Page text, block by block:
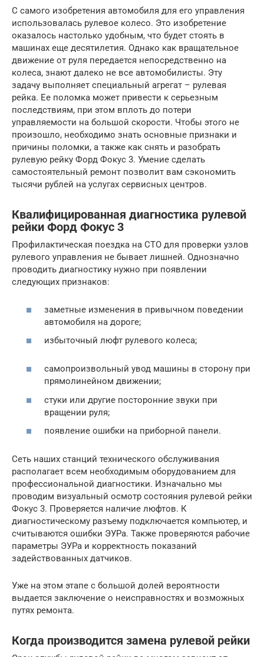
С самого изобретения автомобиля для его управления
использовалась рулевое колесо. Это изобретение
оказалось настолько удобным, что будет стоять в
машинах еще десятилетия. Однако как вращательное
движение от руля передается непосредственно на
колеса, знают далеко не все автомобилисты. Эту
задачу выполняет специальный агрегат – рулевая
рейка. Ее поломка может привести к серьезным
последствиям, при этом вплоть до потери
управляемости на большой скорости. Чтобы этого не
произошло, необходимо знать основные признаки и
причины поломки, а также как снять и разобрать
рулевую рейку Форд Фокус 3. Умение сделать
самостоятельный ремонт позволит вам сэкономить
тысячи рублей на услугах сервисных центров.
Квалифицированная диагностика рулевой
рейки Форд Фокус 3
Профилактическая поездка на СТО для проверки узлов
рулевого управления не бывает лишней. Однозначно
проводить диагностику нужно при появлении
следующих признаков:
заметные изменения в привычном поведении
автомобиля на дороге;
избыточный люфт рулевого колеса;
самопроизвольный увод машины в сторону при
прямолинейном движении;
стуки или другие посторонние звуки при
вращении руля;
появление ошибки на приборной панели.
Сеть наших станций технического обслуживания
располагает всем необходимым оборудованием для
профессиональной диагностики. Изначально мы
проводим визуальный осмотр состояния рулевой рейки
Фокус 3. Проверяется наличие люфтов. К
диагностическому разъему подключается компьютер, и
считываются ошибки ЭУРа. Также проверяются рабочие
параметры ЭУРа и корректность показаний
задействованных датчиков.
Уже на этом этапе с большой долей вероятности
выдается заключение о неисправностях и возможных
путях ремонта.
Когда производится замена рулевой рейки